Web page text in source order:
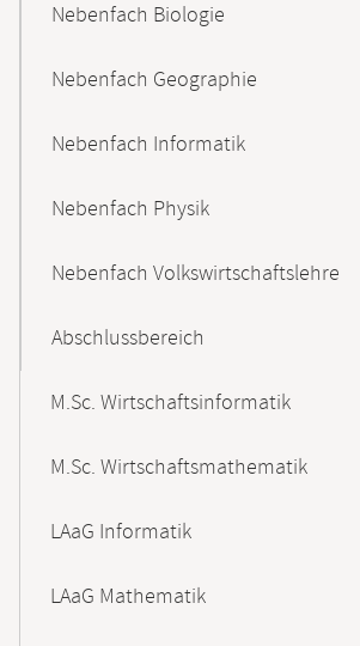
Nebenfach Biologie
Nebenfach Geographie
Nebenfach Informatik
Nebenfach Physik
Nebenfach Volkswirtschaftslehre
Abschlussbereich
M.Sc. Wirtschaftsinformatik
M.Sc. Wirtschaftsmathematik
LAaG Informatik
LAaG Mathematik